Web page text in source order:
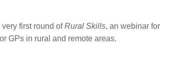
first round ofRural Skills, an webinar for
GPs in rural and remote areas.